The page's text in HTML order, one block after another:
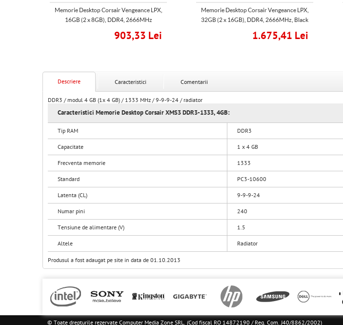
Memorie Desktop Corsair Vengeance LPX,
16GB (2 x 8GB), DDR4, 2666MHz
903,33 Lei
Memorie Desktop Corsair Vengeance LPX,
32GB (2 x 16GB), DDR4, 2666MHz, Black
1.675,41 Lei
Descriere Caracteristici Comentarii
DDR3 / modul 4 GB (1x 4 GB) / 1333 MHz / 9-9-9-24 / radiator
Caracteristici Memorie Desktop Corsair XMS3 DDR3-1333, 4GB:
Tip RAM DDR3
Capacitate 1 x 4 GB
Frecventa memorie 1333
Standard PC3-10600
Latenta (CL) 9-9-9-24
Numar pini 240
Tensiune de alimentare (V) 1.5
Altele Radiator
Produsul a fost adaugat pe site in data de 01.10.2013
© Toate drepturile rezervate Computer Media Zone SRL. (Cod fiscal RO 14872190 / Reg. Com. J40/8862/2002)